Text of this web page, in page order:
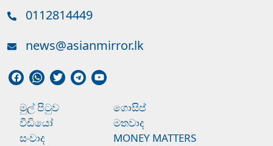
0112814449
news@asianmirror.lk
මුල් පිටුව
ගොසිප්
වීඩියෝ
මතවාද
සංවාද
MONEY MATTERS